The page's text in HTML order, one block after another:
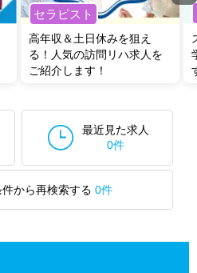
セラピスト
高年収＆土日休みを狙え
る！人気の訪問リハ求人を
ご紹介します！
最近見た求人
0件
から再検索する 0件